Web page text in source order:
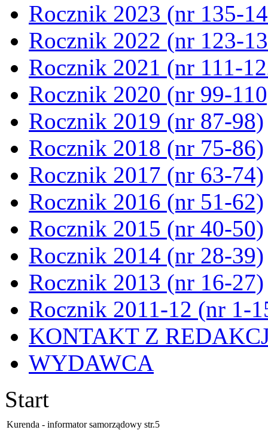
Rocznik 2023 (nr 135-
Rocznik 2022 (nr 123-
Rocznik 2021 (nr 111-
Rocznik 2020 (nr 99-
Rocznik 2019 (nr 87-98)
Rocznik 2018 (nr 75-86)
Rocznik 2017 (nr 63-74)
Rocznik 2016 (nr 51-62)
Rocznik 2015 (nr 40-50)
Rocznik 2014 (nr 28-39)
Rocznik 2013 (nr 16-27)
Rocznik 2011-12 (nr 1-
KONTAKT Z
WYDAWCA
Start
Kurenda - informator samorządowy str.5